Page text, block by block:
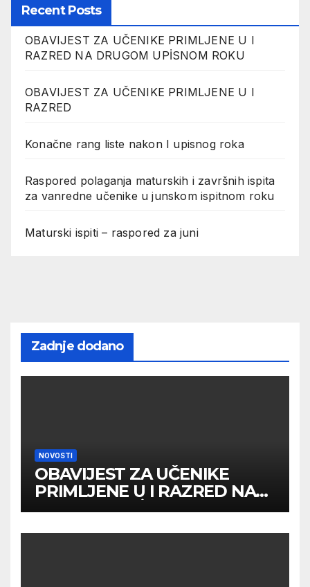
Recent Posts
OBAVIJEST ZA UČENIKE PRIMLJENE U I
RAZRED NA DRUGOM UPİSNOM ROKU
OBAVIJEST ZA UČENIKE PRIMLJENE U I
RAZRED
Konačne rang liste nakon I upisnog roka
Raspored polaganja maturskih i završnih ispita
za vanredne učenike u junskom ispitnom roku
Maturski ispiti – raspored za juni
Zadnje dodano
NOVOSTI
OBAVIJEST ZA UČENIKE
PRIMLJENE U I RAZRED NA
DRUGOM UPİSNOM ROKU